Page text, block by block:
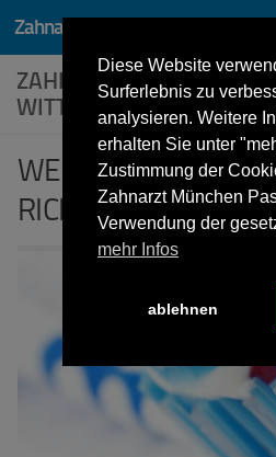
Zum Inhalt springen
ZAHNPASTA TIPPS –
WITTKEN
WELCHE
RICHTIGE?
Diese Website
Surferlebnis zu
analysieren. Weitere
erhalten Sie unter
Zustimmung der
Zahnarzt München
Verwendung der
mehr Infos
ablehnen